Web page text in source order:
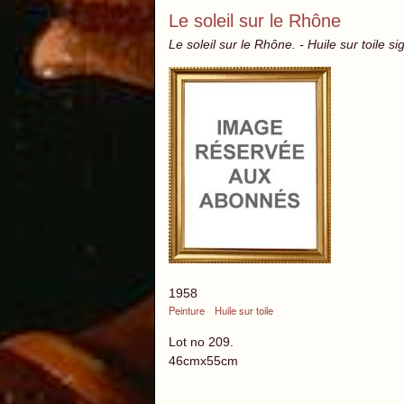
Le soleil sur le Rhône
Le soleil sur le Rhône. - Huile sur toile
1958
Peinture
Huile sur toile
Lot no 209.
46cmx55cm